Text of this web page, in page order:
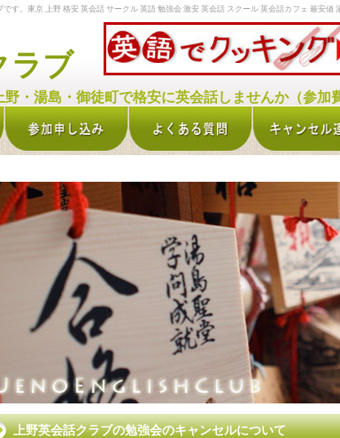
す。東京 上野 格安 英会話 サークル 英語 勉強会 激安 英会話 スクール 英会話カフェ 最安値
ラブ
・湯島・御徒町で格安に英会話しませんか（参加
上野英会話クラブの勉強会のキャンセルについて